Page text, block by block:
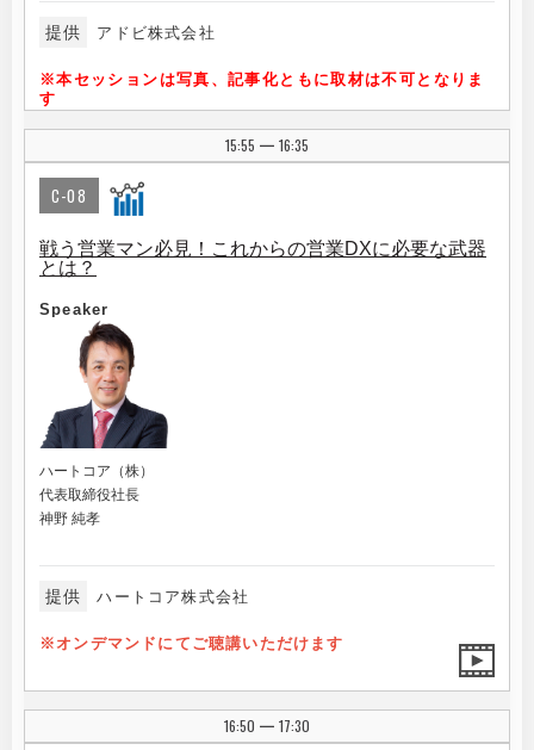
提供 アドビ株式会社
※本セッションは写真、記事化ともに取材は不可となりま
す
15:55 | 16:35
C-08
戦う営業マン必見！これからの営業DXに必要な武器
とは？
Speaker
ハートコア（株）
代表取締役社長
神野 純孝
提供 ハートコア株式会社
※オンデマンドにてご聴講いただけます
16:50 | 17:30